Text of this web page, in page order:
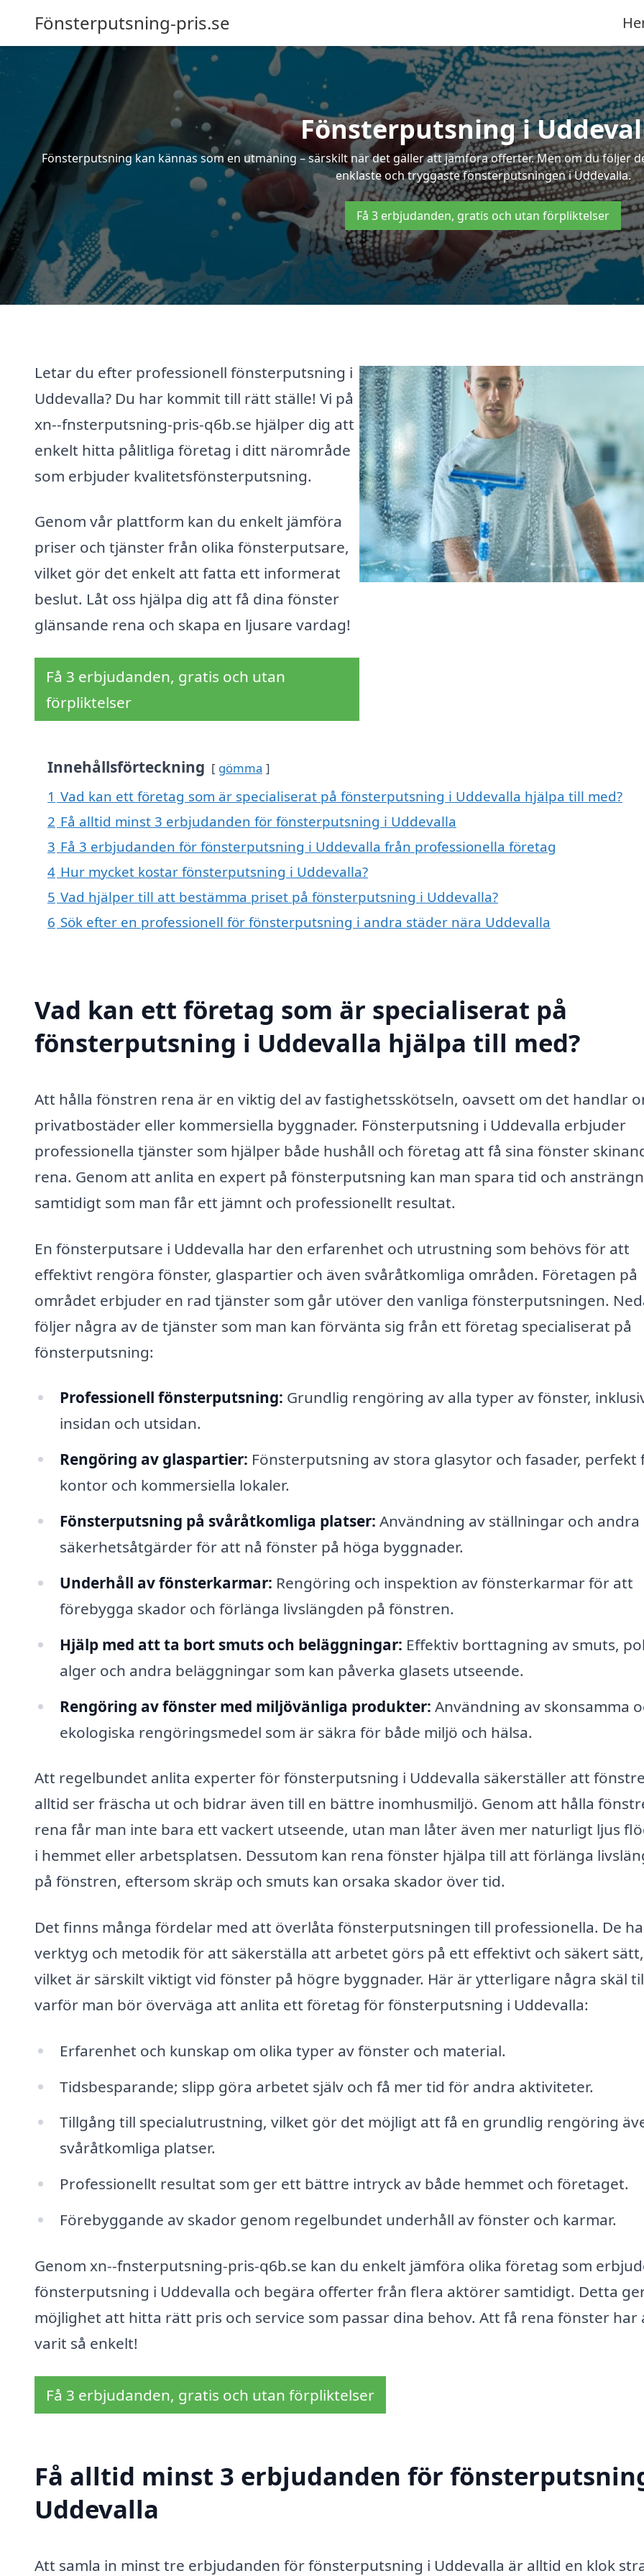
Fönsterputsning-pris.se
Fönsterputsning i
Fönsterputsning kan kännas som en utmaning – särskilt när det gäller att jämföra offerter. Men om du följer
enklaste och tryggaste fönsterputsningen i Uddevalla.
Få 3 erbjudanden, gratis och utan förpliktelser
Letar du efter professionell fönsterputsning i
Uddevalla? Du har kommit till rätt ställe! Vi på
xn--fnsterputsning-pris-q6b.se hjälper dig att
enkelt hitta pålitliga företag i ditt närområde
som erbjuder kvalitetsfönsterputsning.
Genom vår plattform kan du enkelt jämföra
priser och tjänster från olika fönsterputsare,
vilket gör det enkelt att fatta ett informerat
beslut. Låt oss hjälpa dig att få dina fönster
glänsande rena och skapa en ljusare vardag!
Få 3 erbjudanden, gratis och utan
förpliktelser
Innehållsförteckning gömma
1 Vad kan ett företag som är specialiserat på fönsterputsning i Uddevalla hjälpa till med?
2 Få alltid minst 3 erbjudanden för fönsterputsning i Uddevalla
3 Få 3 erbjudanden för fönsterputsning i Uddevalla från professionella företag
4 Hur mycket kostar fönsterputsning i Uddevalla?
5 Vad hjälper till att bestämma priset på fönsterputsning i Uddevalla?
6 Sök efter en professionell för fönsterputsning i andra städer nära Uddevalla
Vad kan ett företag som är specialiserat på
fönsterputsning i Uddevalla hjälpa till med?
Att hålla fönstren rena är en viktig del av fastighetsskötseln, oavsett om det handlar
privatbostäder eller kommersiella byggnader. Fönsterputsning i Uddevalla erbjuder
professionella tjänster som hjälper både hushåll och företag att få sina fönster
rena. Genom att anlita en expert på fönsterputsning kan man spara tid och
samtidigt som man får ett jämnt och professionellt resultat.
En fönsterputsare i Uddevalla har den erfarenhet och utrustning som behövs för att
effektivt rengöra fönster, glaspartier och även svåråtkomliga områden. Företagen på
området erbjuder en rad tjänster som går utöver den vanliga fönsterputsningen.
följer några av de tjänster som man kan förvänta sig från ett företag specialiserat på
fönsterputsning:
Professionell fönsterputsning: Grundlig rengöring av alla typer av fönster,
insidan och utsidan.
Rengöring av glaspartier: Fönsterputsning av stora glasytor och fasader, perfekt
kontor och kommersiella lokaler.
Fönsterputsning på svåråtkomliga platser: Användning av ställningar och andra
säkerhetsåtgärder för att nå fönster på höga byggnader.
Underhåll av fönsterkarmar: Rengöring och inspektion av fönsterkarmar för att
förebygga skador och förlänga livslängden på fönstren.
Hjälp med att ta bort smuts och beläggningar: Effektiv borttagning av smuts,
alger och andra beläggningar som kan påverka glasets utseende.
Rengöring av fönster med miljövänliga produkter: Användning av skonsamma
ekologiska rengöringsmedel som är säkra för både miljö och hälsa.
Att regelbundet anlita experter för fönsterputsning i Uddevalla säkerställer att
alltid ser fräscha ut och bidrar även till en bättre inomhusmiljö. Genom att hålla
rena får man inte bara ett vackert utseende, utan man låter även mer naturligt ljus
i hemmet eller arbetsplatsen. Dessutom kan rena fönster hjälpa till att förlänga
på fönstren, eftersom skräp och smuts kan orsaka skador över tid.
Det finns många fördelar med att överlåta fönsterputsningen till professionella. De
verktyg och metodik för att säkerställa att arbetet görs på ett effektivt och säkert sätt,
vilket är särskilt viktigt vid fönster på högre byggnader. Här är ytterligare några skäl
varför man bör överväga att anlita ett företag för fönsterputsning i Uddevalla:
Erfarenhet och kunskap om olika typer av fönster och material.
Tidsbesparande; slipp göra arbetet själv och få mer tid för andra aktiviteter.
Tillgång till specialutrustning, vilket gör det möjligt att få en grundlig rengöring
svåråtkomliga platser.
Professionellt resultat som ger ett bättre intryck av både hemmet och företaget.
Förebyggande av skador genom regelbundet underhåll av fönster och karmar.
Genom xn--fnsterputsning-pris-q6b.se kan du enkelt jämföra olika företag som
fönsterputsning i Uddevalla och begära offerter från flera aktörer samtidigt. Detta
möjlighet att hitta rätt pris och service som passar dina behov. Att få rena fönster har
varit så enkelt!
Få 3 erbjudanden, gratis och utan förpliktelser
Få alltid minst 3 erbjudanden för
Uddevalla
Att samla in minst tre erbjudanden för fönsterputsning i Uddevalla är alltid en klok